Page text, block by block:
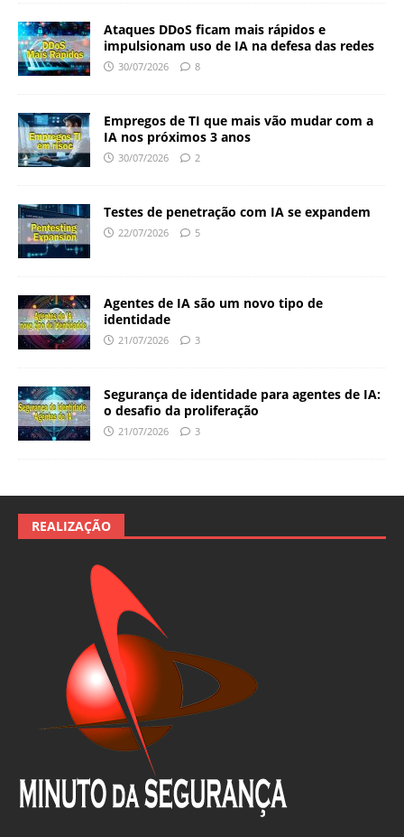
Ataques DDoS ficam mais rápidos e
impulsionam uso de IA na defesa das redes
30/07/2026 8
Empregos de TI que mais vão mudar com a
IA nos próximos 3 anos
30/07/2026 2
Testes de penetração com IA se expandem
22/07/2026 5
Agentes de IA são um novo tipo de
identidade
21/07/2026 3
Segurança de identidade para agentes de IA:
o desafio da proliferação
21/07/2026 3
REALIZAÇÃO